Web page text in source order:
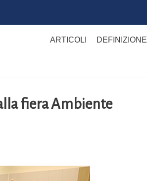
ARTICOLI DEFINIZIONE
fiera Ambiente